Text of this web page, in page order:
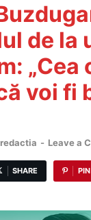
de la
„Cea
voi fi
redactia - Leave a
SHARE